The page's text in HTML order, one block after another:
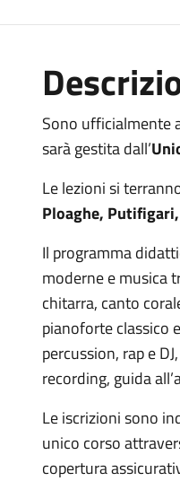
Sono ufficialmente
sarà gestita dall’
Le lezioni si
Ploaghe,
Il programma
moderne e musica
chitarra, canto
pianoforte classico
percussion, rap e
recording, guida
Le iscrizioni sono
unico corso
copertura